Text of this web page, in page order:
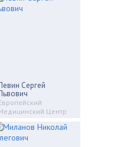
Сергей
Центр